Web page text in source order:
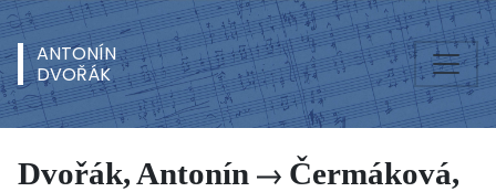
ANTONÍN
DVOŘÁK
Dvořák, Antonín
Čermáková,